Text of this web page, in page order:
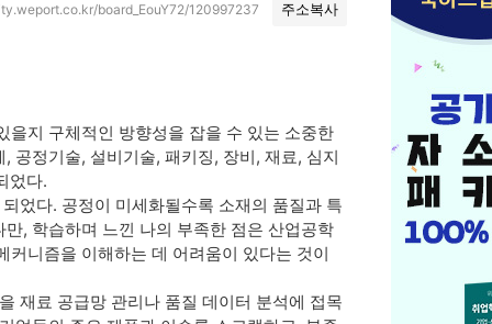
board_EouY72/120997237 주소복사
지 구체적인 방향성을 잡을 수 있는 소중한
공정기술, 설비기술, 패키징, 장비, 재료, 심지
었다.
었다. 공정이 미세화될수록 소재의 품질과 특
, 학습하며 느낀 나의 부족한 점은 산업공학
니즘을 이해하는 데 어려움이 있다는 것이
재료 공급망 관리나 품질 데이터 분석에 접목